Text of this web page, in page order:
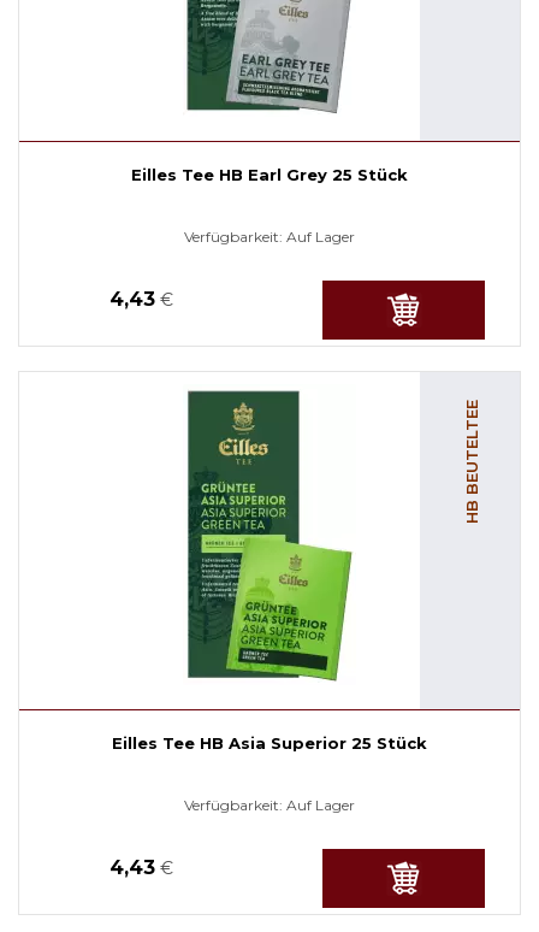
Eilles Tee HB Earl Grey 25 Stück
Verfügbarkeit: Auf Lager
4,43 €
HB BEUTELTEE
Eilles Tee HB Asia Superior 25 Stück
Verfügbarkeit: Auf Lager
4,43 €